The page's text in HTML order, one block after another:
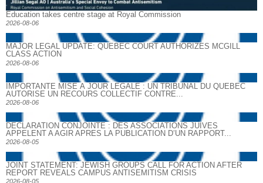
Education takes centre stage at Royal Commission
2026-08-06
MAJOR LEGAL UPDATE: QUEBEC COURT AUTHORIZES MCGILL
CLASS ACTION
2026-08-06
IMPORTANTE MISE À JOUR LÉGALE : UN TRIBUNAL DU QUÉBEC
AUTORISE UN RECOURS COLLECTIF CONTRE...
2026-08-06
DECLARATION CONJOINTE : DES ASSOCIATIONS JUIVES
APPELENT A AGIR APRES LA PUBLICATION D’UN RAPPORT...
2026-08-05
JOINT STATEMENT: JEWISH GROUPS CALL FOR ACTION AFTER
REPORT REVEALS CAMPUS ANTISEMITISM CRISIS
2026-08-05